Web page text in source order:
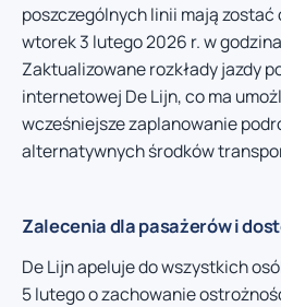
poszczególnych linii mają
wtorek 3 lutego 2026 r. w
Zaktualizowane rozkłady jazdy
internetowej De Lijn, co ma
wcześniejsze zaplanowanie
alternatywnych środków
Zalecenia dla pasażerów i
De Lijn apeluje do wszystkich
5 lutego o zachowanie